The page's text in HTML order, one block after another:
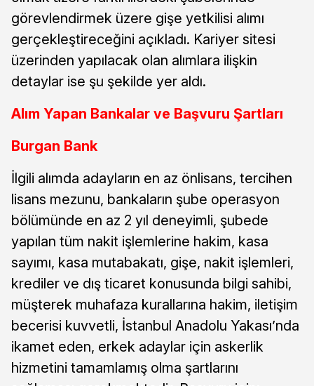
görevlendirmek üzere gişe yetkilisi alımı
gerçekleştireceğini açıkladı. Kariyer sitesi
üzerinden yapılacak olan alımlara ilişkin
detaylar ise şu şekilde yer aldı.
Alım Yapan Bankalar ve Başvuru Şartları
Burgan Bank
İlgili alımda adayların en az önlisans, tercihen
lisans mezunu, bankaların şube operasyon
bölümünde en az 2 yıl deneyimli, şubede
yapılan tüm nakit işlemlerine hakim, kasa
sayımı, kasa mutabakatı, gişe, nakit işlemleri,
krediler ve dış ticaret konusunda bilgi sahibi,
müşterek muhafaza kurallarına hakim, iletişim
becerisi kuvvetli, İstanbul Anadolu Yakası’nda
ikamet eden, erkek adaylar için askerlik
hizmetini tamamlamış olma şartlarını